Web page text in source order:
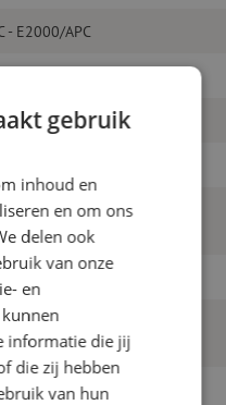
- E2000/APC
SM, E2000/APC-
2.0mm, 18m, Huber+Suhner
gebruik
inhoud en
en om ons
delen ook
van onze
en
informatie die jij
die zij hebben
van hun